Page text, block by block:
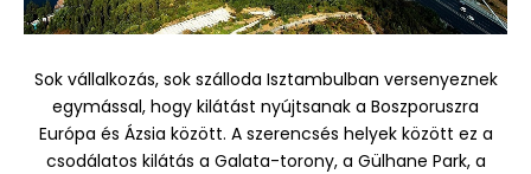
Sok vállalkozás, sok szálloda Isztambulban versenyeznek
egymással, hogy kilátást nyújtsanak a Boszporuszra
Európa és Ázsia között. A szerencsés helyek között ez a
csodálatos kilátás a Galata-torony, a Gülhane Park, a